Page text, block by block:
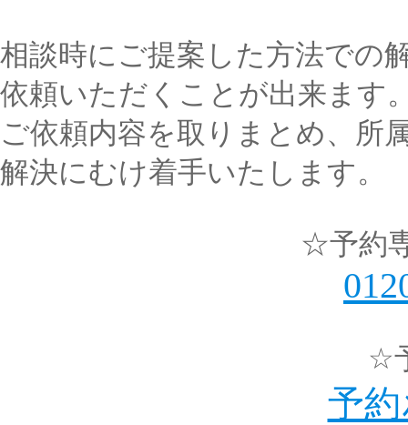
相談時にご提案した方法での
依頼いただくことが出来ます
ご依頼内容を取りまとめ、所
解決にむけ着手いたします。
☆予約
☆
予